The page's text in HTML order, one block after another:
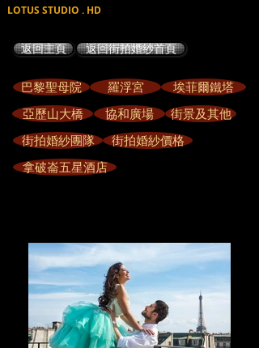
LOTUS STUDIO . HD
返回主頁 返回街拍婚紗首頁
巴黎聖母院 羅浮宮
埃菲爾鐵塔
亞歷山大橋
協和廣場
街景及其他
街拍婚紗團隊
街拍婚紗價格
拿破崙五星酒店